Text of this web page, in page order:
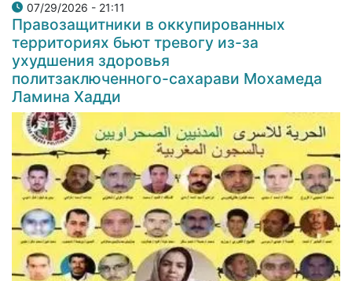
07/29/2026 - 21:11
Правозащитники в оккупированных
территориях бьют тревогу из-за
ухудшения здоровья
политзаключенного-сахарави Мохамеда
Ламина Хадди